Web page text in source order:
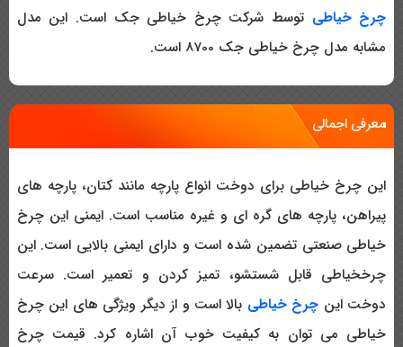
چرخ خیاطی توسط شرکت چرخ خیاطی جک است. این مدل
مشابه مدل چرخ خیاطی جک 8700 است.
معرفی اجمالی
این چرخ خیاطی برای دوخت انواع پارچه مانند کتان، پارچه های
پیراهن، پارچه های گره ای و غیره مناسب است. ایمنی این چرخ
خیاطی صنعتی تضمین شده است و دارای ایمنی بالایی است. این
چرخخیاطی قابل شستشو، تمیز کردن و تعمیر است. سرعت
دوخت این چرخ خیاطی بالا است و از دیگر ویژگی های این چرخ
خیاطی می توان به کیفیت خوب آن اشاره کرد. قیمت چرخ